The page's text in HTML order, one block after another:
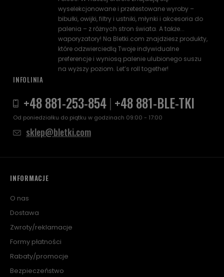
wyselekcjonowane i przetestowane wyroby –
bibułki, owijki, filtry i ustniki, młynki i akcesoria do
palenia – z różnych stron świata. A także...
waporyzatory! Na Bletki.com znajdziesz produkty,
które odzwierciedlą Twoje indywidualne
preferencje i wyniosą palenie ulubionego suszu
na wyższy poziom. Let’s roll together!
INFOLINIA
+48 881-253-854| +48 881-BLE-TKI
Od poniedziałku do piątku w godzinach 09:00 - 17:00
sklep@bletki.com
INFORMACJE
O nas
Dostawa
Zwroty/reklamacje
Formy płatności
Rabaty/promocje
Bezpieczeństwo